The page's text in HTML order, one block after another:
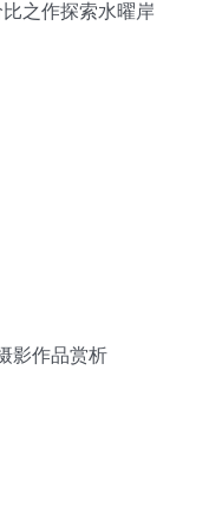
之作探索水曜岸
影作品赏析